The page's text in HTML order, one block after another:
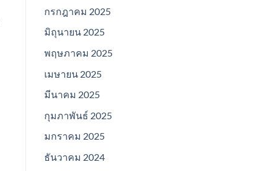
กรกฎาคม 2025
มิถุนายน 2025
พฤษภาคม 2025
เมษายน 2025
มีนาคม 2025
กุมภาพันธ์ 2025
มกราคม 2025
ธันวาคม 2024